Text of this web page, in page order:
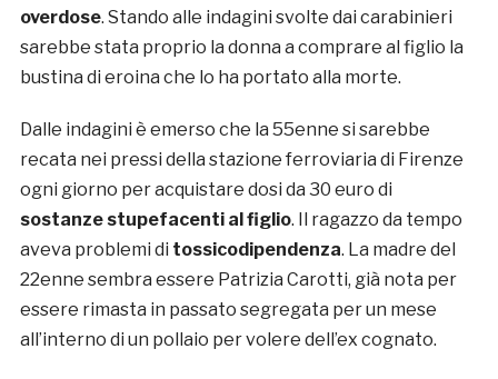
overdose. Stando alle indagini svolte dai carabinieri
sarebbe stata proprio la donna a comprare al figlio la
bustina di eroina che lo ha portato alla morte.
Dalle indagini è emerso che la 55enne si sarebbe
recata nei pressi della stazione ferroviaria di Firenze
ogni giorno per acquistare dosi da 30 euro di
sostanze stupefacenti al figlio. Il ragazzo da tempo
aveva problemi di tossicodipendenza. La madre del
22enne sembra essere Patrizia Carotti, già nota per
essere rimasta in passato segregata per un mese
all’interno di un pollaio per volere dell’ex cognato.